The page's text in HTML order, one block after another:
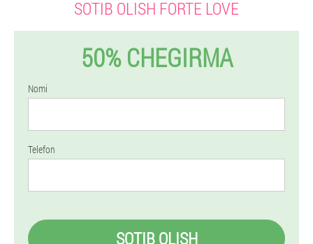
SOTIB OLISH FORTE LOVE
50% CHEGIRMA
Nomi
Telefon
SOTIB OLISH